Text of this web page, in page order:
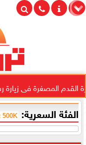
فى زيارة رسمية إلى...
الفئة السعرية: